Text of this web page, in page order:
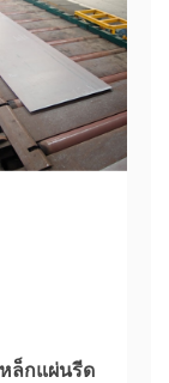
ล็กแผ่นรีด